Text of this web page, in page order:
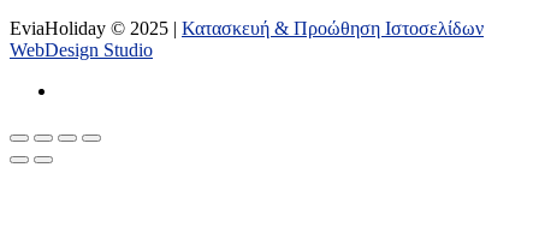
EviaHoliday © 2025 | Κατασκευή & Προώθηση Ιστοσελίδων
WebDesign Studio